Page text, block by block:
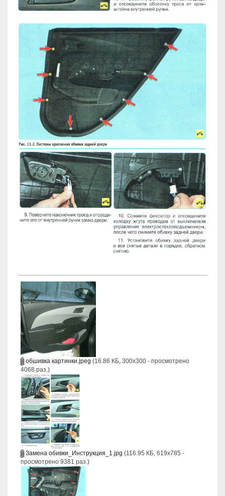
обшивка картинки.jpeg (16.86 КБ, 300x300 - просмотрено
4068 раз.)
Замена обивки_Инструкция_1.jpg (116.95 КБ, 619x785 -
просмотрено 9381 раз.)